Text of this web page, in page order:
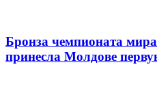
Бронза чемпионата
принесла Молдове